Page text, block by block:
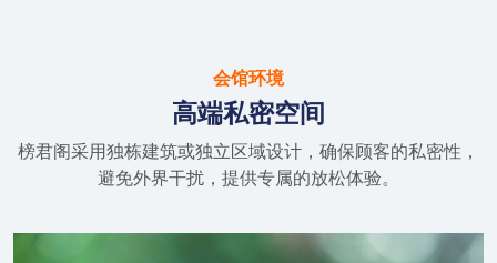
会馆环境
高端私密空间
榜君阁采用独栋建筑或独立区域设计，确保顾客的私密性，
避免外界干扰，提供专属的放松体验。